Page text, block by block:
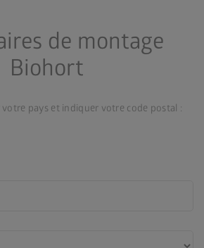
de montage
Biohort
votre pays et indiquer votre code postal :